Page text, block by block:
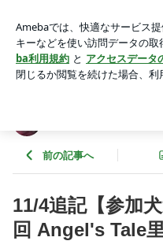
お知らせ | Angel'sTale ｼｰｽﾞ
アプリをダウンロードして
ょう。
前の記事へ
11/4追記【参加
回 Angel's Tale